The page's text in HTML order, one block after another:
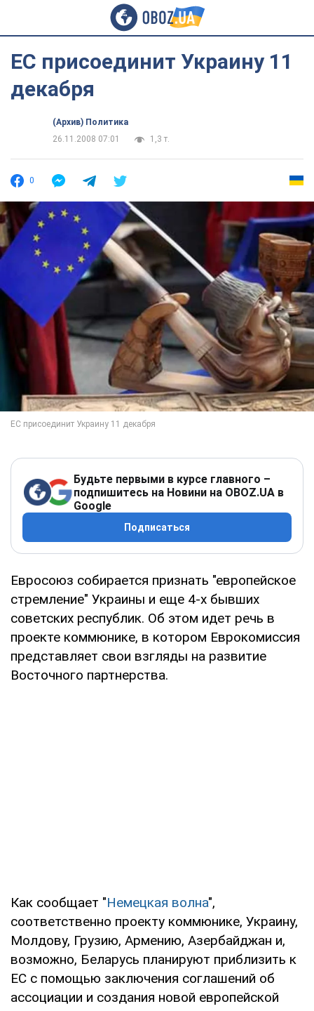
ЕС присоединит Украину 11
декабря
(Архив) Политика
26.11.2008 07:01
1,3 т.
0
Будьте первыми в курсе главного –
подпишитесь на Новини на OBOZ.UA в
Google
Подписаться
Евросоюз собирается признать "европейское
стремление" Украины и еще 4-х бывших
советских республик. Об этом идет речь в
проекте коммюнике, в котором Еврокомиссия
представляет свои взгляды на развитие
Восточного партнерства.
Как сообщает "Немецкая волна",
соответственно проекту коммюнике, Украину,
Молдову, Грузию, Армению, Азербайджан и,
возможно, Беларусь планируют приблизить к
ЕС с помощью заключения соглашений об
ассоциации и создания новой европейской